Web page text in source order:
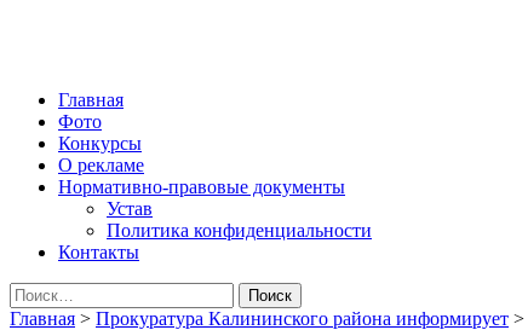
Народная трибуна
Калининская районная газета
Главная
Фото
Конкурсы
О рекламе
Нормативно-правовые документы
Устав
Политика конфиденциальности
Контакты
Найти:
Главная > Прокуратура Калининского района информирует >